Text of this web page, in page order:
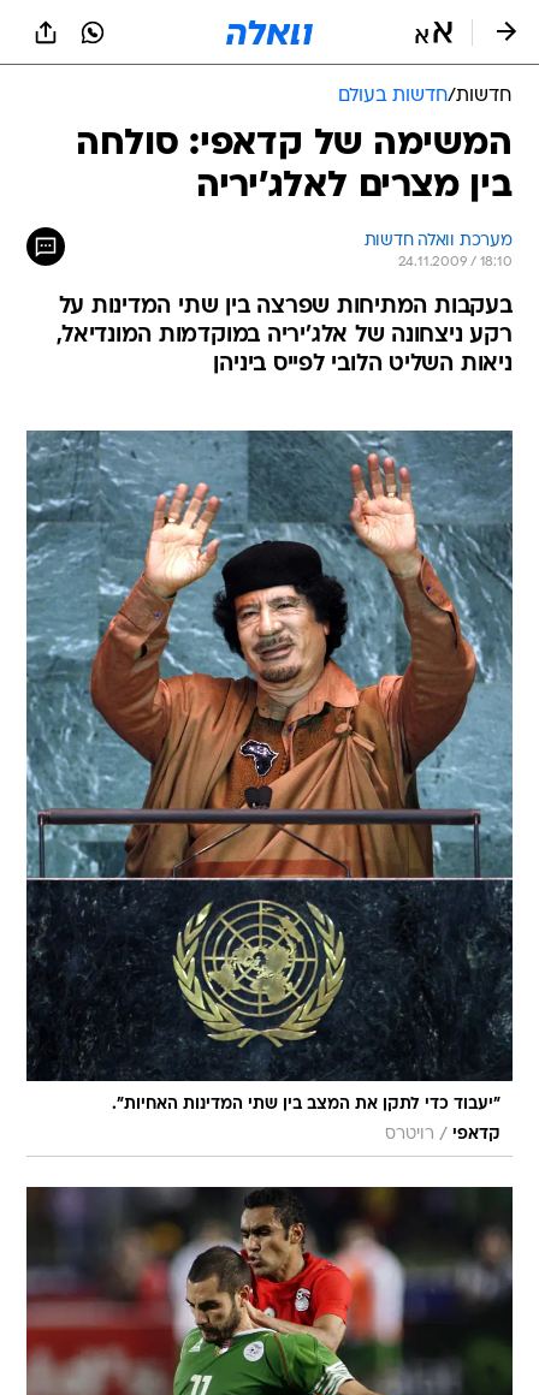
חדשות/חדשות בעולם
המשימה של קדאפי: סולחה
בין מצרים לאלג'יריה
מערכת וואלה חדשות
24.11.2009 / 18:10
בעקבות המתיחות שפרצה בין שתי המדינות על
רקע ניצחונה של אלג'יריה במוקדמות המונדיאל,
ניאות השליט הלובי לפייס ביניהן
"יעבוד כדי לתקן את המצב בין שתי המדינות האחיות".
קדאפי / רויטרס